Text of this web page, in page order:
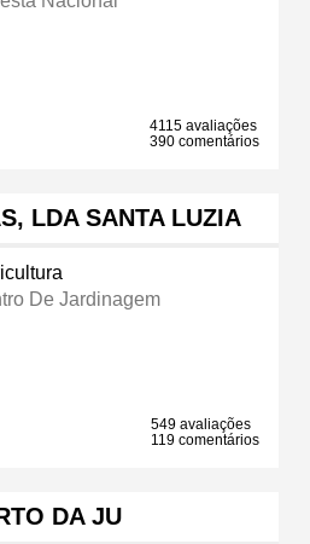
4115 avaliações
390 comentários
LDA SANTA LUZIA
De Jardinagem
549 avaliações
119 comentários
DA JU